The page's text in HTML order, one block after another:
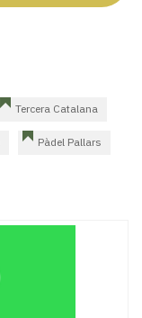
Tercera Catalana
Pàdel Pallars